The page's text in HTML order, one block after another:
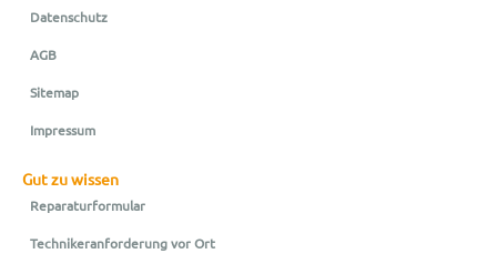
Datenschutz
AGB
Sitemap
Impressum
Gut zu wissen
Reparaturformular
Technikeranforderung vor Ort